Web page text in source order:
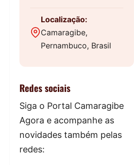
Localização:
Camaragibe,
Pernambuco, Brasil
Redes sociais
Siga o Portal Camaragibe
Agora e acompanhe as
novidades também pelas
redes: